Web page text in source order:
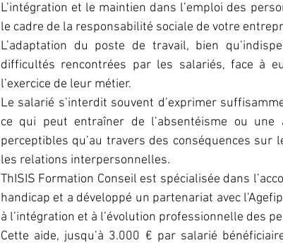
L’intégration et le maintien dans l’emploi des
le cadre de la responsabilité sociale de votre
L’adaptation du poste de travail, bien
difficultés rencontrées par les salariés, face à
l’exercice de leur métier.
Le salarié s’interdit souvent d’exprimer
ce qui peut entraîner de l’absentéisme ou
perceptibles qu’au travers des conséquences sur
les relations interpersonnelles.
ThISIS Formation Conseil est spécialisée dans
handicap et a développé un partenariat avec
à l’intégration et à l’évolution professionnelle des
Cette aide, jusqu’à 3.000 € par salarié